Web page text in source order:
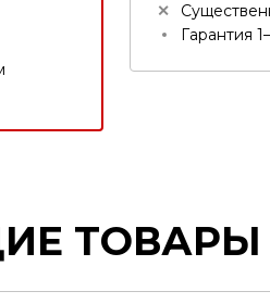
Гарантия
ТОВАРЫ